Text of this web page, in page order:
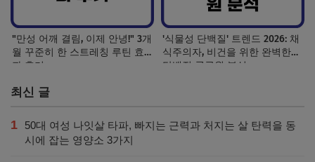
"만성 어깨 결림, 이제 안녕!" 3개
월 꾸준히 한 스트레칭 루틴 효
과 후기
'식물성 단백질' 트렌드 2026: 채
식주의자, 비건을 위한 완벽한
단백질 공급원 분석
최신 글
1
50대 여성 나잇살 타파, 빠지는 근력과 처지는 살 탄력을 동
시에 잡는 영양소 3가지